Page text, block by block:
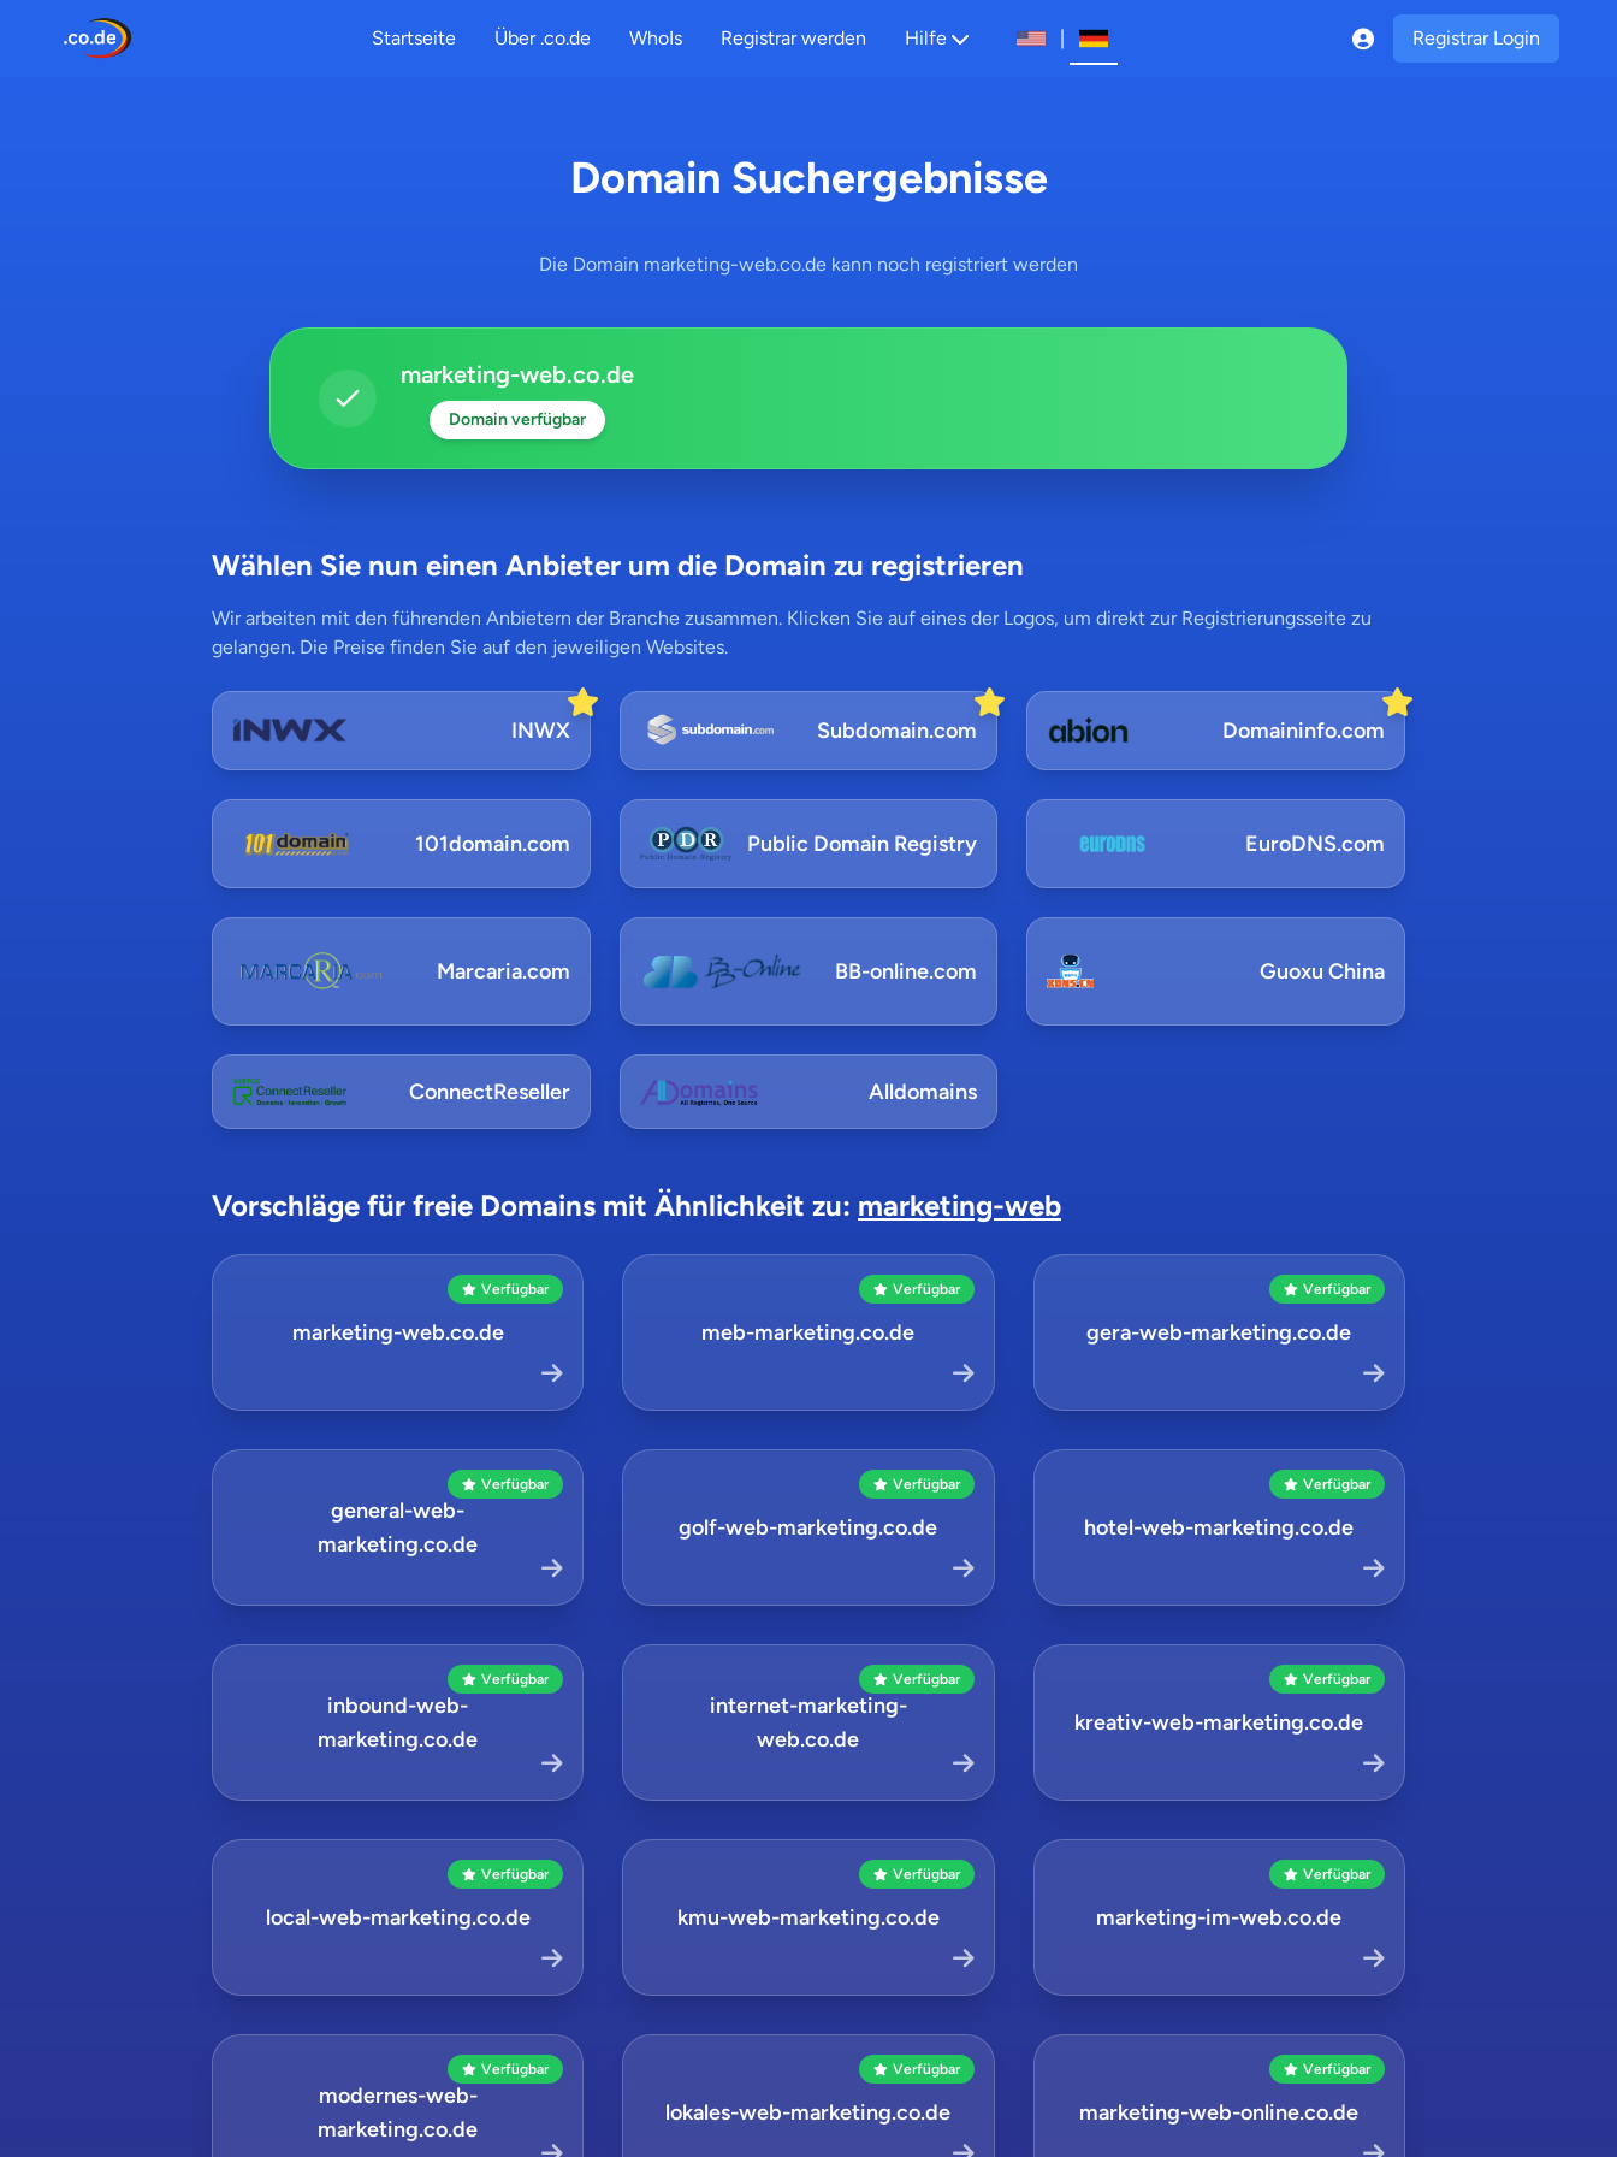
Startseite Über .co.de WhoIs Registrar werden Hilfe | Registrar Login
Domain Suchergebnisse
Die Domain marketing-web.co.de kann noch registriert werden
marketing-web.co.de
Domain verfügbar
Wählen Sie nun einen Anbieter um die Domain zu registrieren
Wir arbeiten mit den führenden Anbietern der Branche zusammen. Klicken Sie auf eines der Logos, um direkt zur Registrierungsseite zu
gelangen. Die Preise finden Sie auf den jeweiligen Websites.
INWX Subdomain.com Domaininfo.com
101domain.com Public Domain Registry EuroDNS.com
Marcaria.com BB-online.com Guoxu China
ConnectReseller Alldomains
Vorschläge für freie Domains mit Ähnlichkeit zu: marketing-web
Verfügbar
marketing-web.co.de
Verfügbar
meb-marketing.co.de
Verfügbar
gera-web-marketing.co.de
Verfügbar
general-web-
marketing.co.de
Verfügbar
golf-web-marketing.co.de
Verfügbar
hotel-web-marketing.co.de
Verfügbar
inbound-web-
marketing.co.de
Verfügbar
internet-marketing-
web.co.de
Verfügbar
kreativ-web-marketing.co.de
Verfügbar
local-web-marketing.co.de
Verfügbar
kmu-web-marketing.co.de
Verfügbar
marketing-im-web.co.de
Verfügbar
modernes-web-
marketing.co.de
Verfügbar
lokales-web-marketing.co.de
Verfügbar
marketing-web-online.co.de